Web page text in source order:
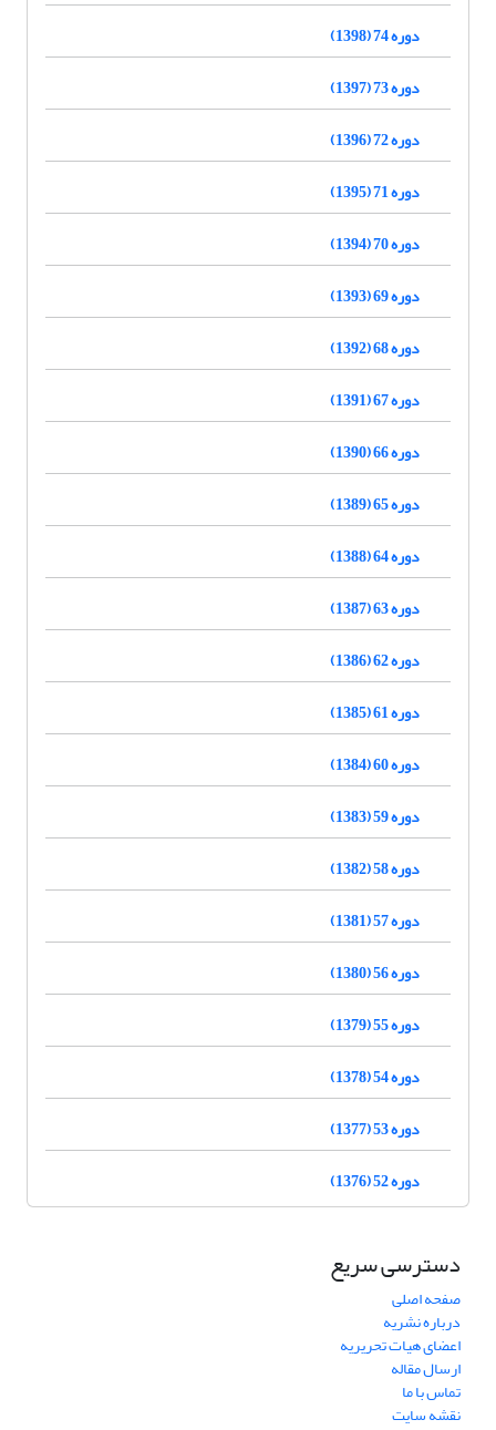
دوره 74 (1398)
دوره 73 (1397)
دوره 72 (1396)
دوره 71 (1395)
دوره 70 (1394)
دوره 69 (1393)
دوره 68 (1392)
دوره 67 (1391)
دوره 66 (1390)
دوره 65 (1389)
دوره 64 (1388)
دوره 63 (1387)
دوره 62 (1386)
دوره 61 (1385)
دوره 60 (1384)
دوره 59 (1383)
دوره 58 (1382)
دوره 57 (1381)
دوره 56 (1380)
دوره 55 (1379)
دوره 54 (1378)
دوره 53 (1377)
دوره 52 (1376)
دسترسی سریع
صفحه اصلی
درباره نشریه
اعضای هیات تحریریه
ارسال مقاله
تماس با ما
نقشه سایت